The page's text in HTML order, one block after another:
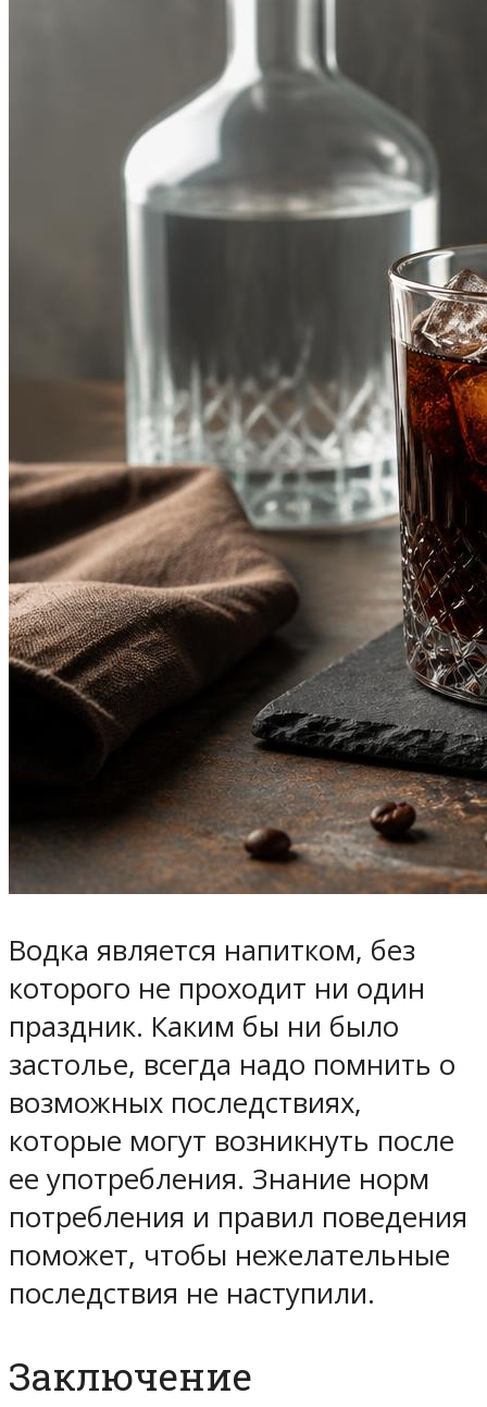
Водка является напитком, без
которого не проходит ни один
праздник. Каким бы ни было
застолье, всегда надо помнить о
возможных последствиях,
которые могут возникнуть после
ее употребления. Знание норм
потребления и правил поведения
поможет, чтобы нежелательные
последствия не наступили.
Заключение